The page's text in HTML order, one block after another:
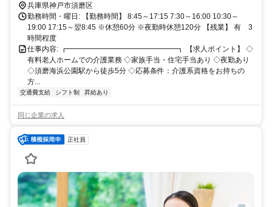
兵庫県神戸市須磨区
勤務時間・曜日: 【勤務時間】 8:45～17:15 7:30～16:00 10:30～
19:00 17:15～翌8:45 ※休憩60分 ※夜勤時休憩120分 【残業】 有 3
時間程度
仕事内容: ┏━━━━━━━━━━━━━━━┓ 【求人ポイント】 ◇
有料老人ホームでの介護業務 ◇家族手当・住宅手当あり ◇夜勤あり
◇須磨海浜公園駅から徒歩5分 ◇応募条件：介護系資格をお持ちの
方...
交通費支給 シフト制 昇給あり
同じ企業の求人
正社員